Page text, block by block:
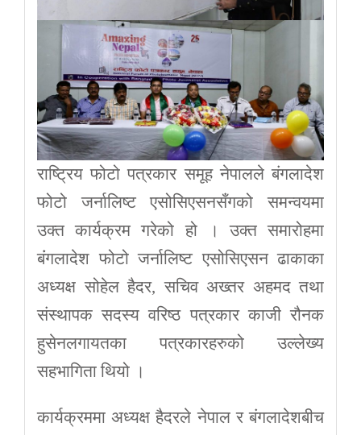
राष्ट्रिय फोटो पत्रकार समूह नेपालले बंगलादेश
फोटो जर्नालिष्ट एसोसिएसनसँगको समन्वयमा
उक्त कार्यक्रम गरेको हो । उक्त समारोहमा
बंंगलादेश फोटो जर्नालिष्ट एसोसिएसन ढाकाका
अध्यक्ष सोहेल हैदर, सचिव अख्तर अहमद तथा
संस्थापक सदस्य वरिष्ठ पत्रकार काजी रौनक
हुसेनलगायतका पत्रकारहरुको उल्लेख्य
सहभागिता थियो ।
कार्यक्रममा अध्यक्ष हैदरले नेपाल र बंगलादेशबीच